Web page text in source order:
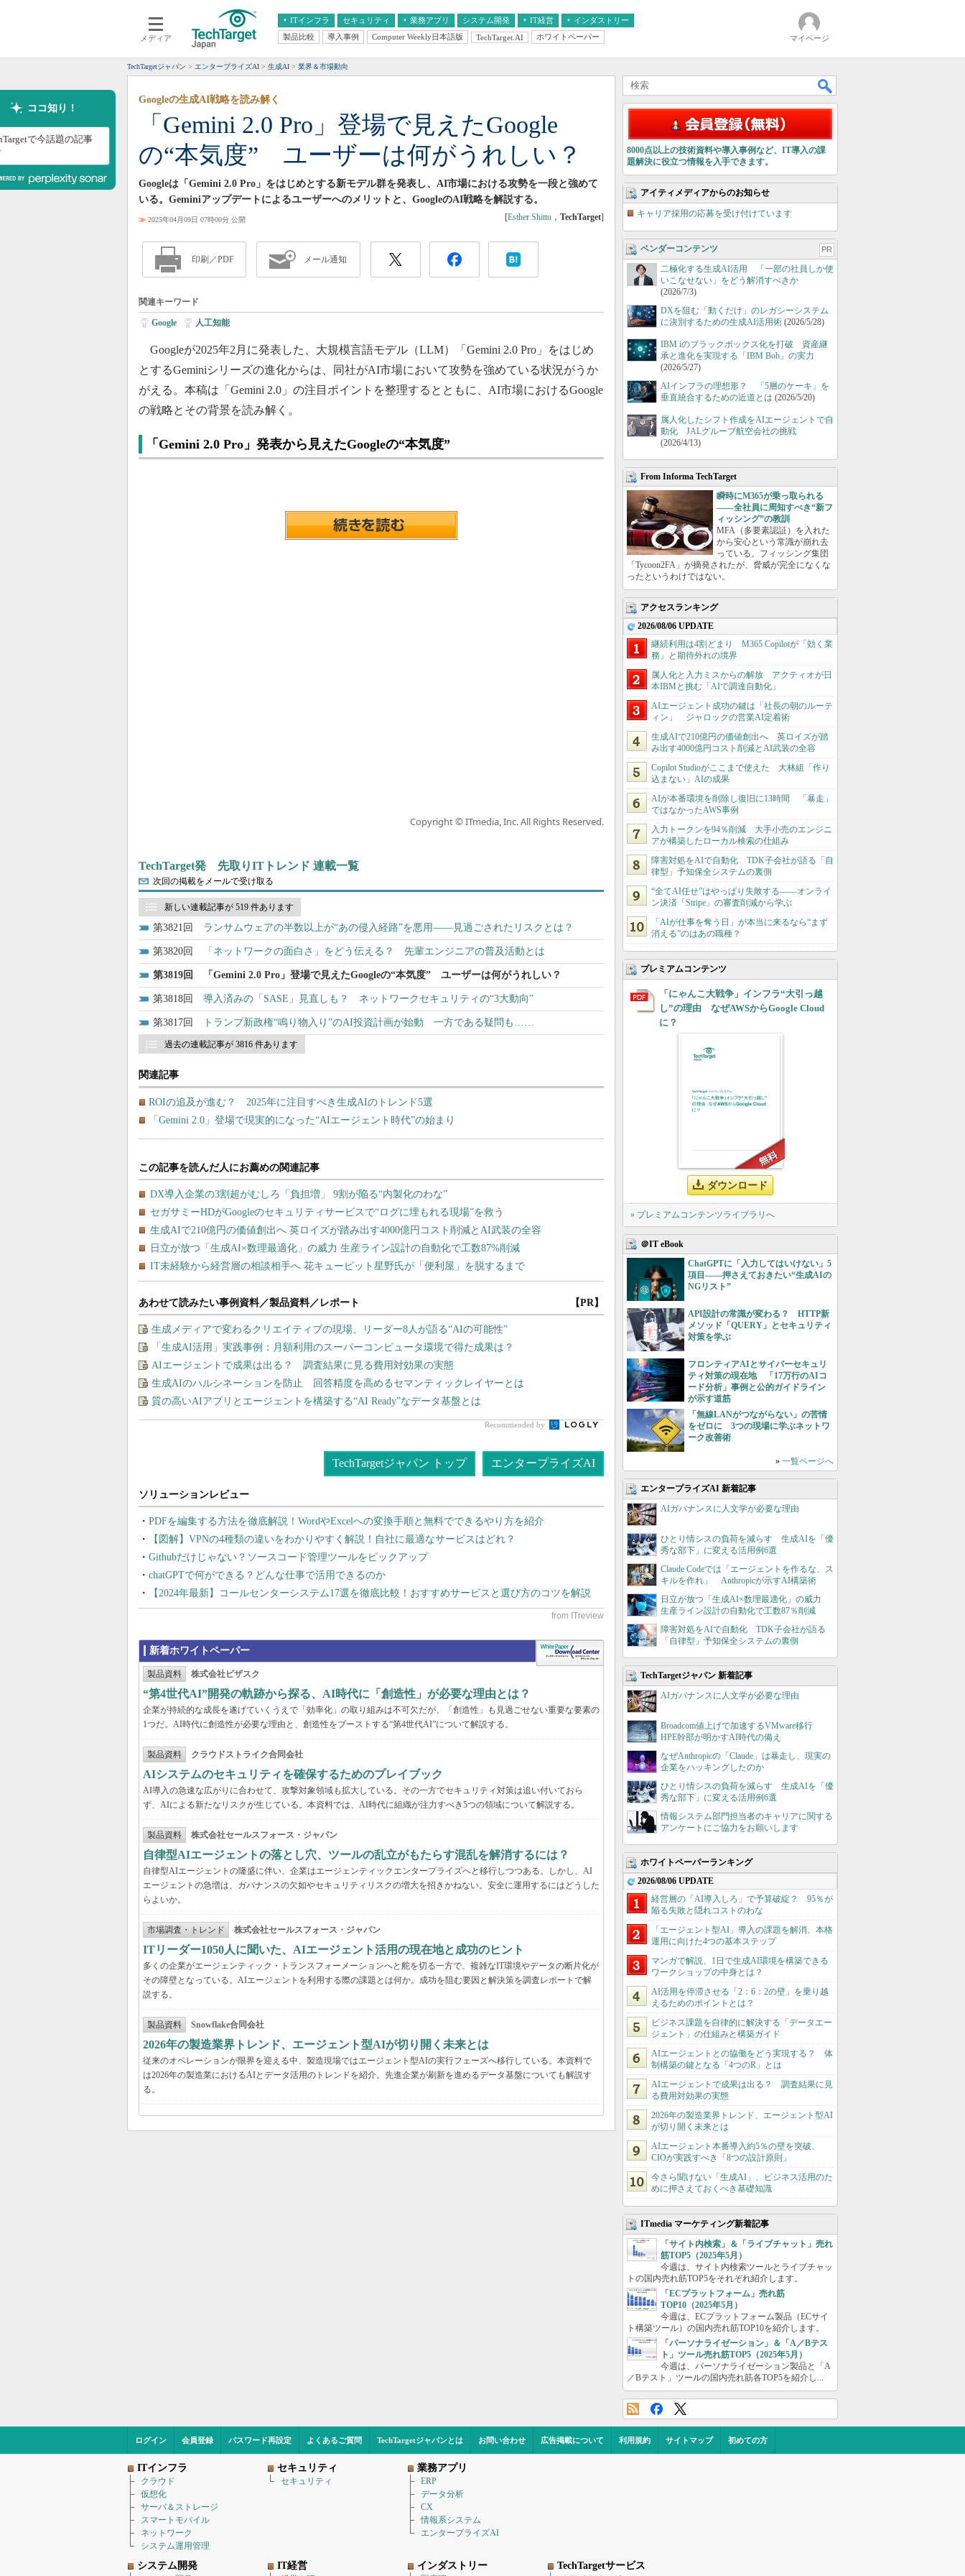
メディア
ITインフラ
クラウド
スマートモバイル
ネットワーク
システム運用管理
セキュリティ 業務アプリ
エンタープライズAI
ERP
CX
情報系システム
システム開発 IT経営
経営とIT
インダストリー
医療IT
製品比較 導入事例 Computer Weekly日本語版 TechTarget.AI ホワイトペーパー マイページ
TechTargetジャパン エンタープライズAI 生成AI 業界＆市場動向
ココ知り！
で今話題の記事
「Gemini 2.0 Pro」登場で見えたGoogle
の“本気度” ユーザーは何がうれしい？
Googleの生成AI戦略を読み解く
Googleは「Gemini 2.0 Pro」をはじめとする新モデル群を発表し、AI市場における攻勢を一段と強めて
いる。Geminiアップデートによるユーザーへのメリットと、GoogleのAI戦略を解説する。
≫ 2025年04月09日 07時00分 公開 [Esther Shittu ， TechTarget]
印刷／PDF メール通知
関連キーワード
Google 人工知能
Googleが2025年2月に発表した、大規模言語モデル（LLM）「Gemini 2.0 Pro」をはじめ
とするGeminiシリーズの進化からは、同社がAI市場において攻勢を強めている状況がうか
がえる。本稿は「Gemini 2.0」の注目ポイントを整理するとともに、AI市場におけるGoogle
の戦略とその背景を読み解く。
「Gemini 2.0 Pro」発表から見えたGoogleの“本気度”
Copyright © ITmedia, Inc. All Rights Reserved.
TechTarget発 先取りITトレンド 連載一覧
次回の掲載をメールで受け取る
新しい連載記事が 519 件あります
3821 ランサムウェアの半数以上が“あの侵入経路”を悪用――見過ごされたリスクとは？
3820 「ネットワークの面白さ」をどう伝える？ 先輩エンジニアの普及活動とは
3819 「Gemini 2.0 Pro」登場で見えたGoogleの“本気度” ユーザーは何がうれしい？
3818 導入済みの「SASE」見直しも？ ネットワークセキュリティの“3大動向”
3817 トランプ新政権“鳴り物入り”のAI投資計画が始動 一方である疑問も……
過去の連載記事が 3816 件あります
関連記事
ROIの追及が進む？ 2025年に注目すべき生成AIのトレンド5選
「Gemini 2.0」登場で現実的になった“AIエージェント時代”の始まり
あわせて読みたい事例資料／製品資料／レポート 【PR】
生成メディアで変わるクリエイティブの現場、リーダー8人が語る“AIの可能性”
「生成AI活用」実践事例：月額利用のスーパーコンピュータ環境で得た成果は？
AIエージェントで成果は出る？ 調査結果に見る費用対効果の実態
生成AIのハルシネーションを防止 回答精度を高めるセマンティックレイヤーとは
質の高いAIアプリとエージェントを構築する“AI Ready”なデータ基盤とは
Recommended by
TechTargetジャパン トップ エンタープライズAI
PDFを編集する方法を徹底解説！WordやExcelへの変換手順と無料でできるやり方を紹介
【図解】VPNの4種類の違いをわかりやすく解説！自社に最適なサービスはどれ？
Githubだけじゃない？ソースコード管理ツールをピックアップ
chatGPTで何ができる？どんな仕事で活用できるのか
【2024年最新】コールセンターシステム17選を徹底比較！おすすめサービスと選び方のコツを解説
新着ホワイトペーパー
製品資料 株式会社ビザスク
“第4世代AI”開発の軌跡から探る、AI時代に「創造性」が必要な理由とは？
企業が持続的な成長を遂げていくうえで「効率化」の取り組みは不可欠だが、「創造性」も見過ごせない重要な要素の
1つだ。AI時代に創造性が必要な理由と、創造性をブーストする“第4世代AI”について解説する。
製品資料 クラウドストライク合同会社
AIシステムのセキュリティを確保するためのプレイブック
AI導入の急速な広がりに合わせて、攻撃対象領域も拡大している。その一方でセキュリティ対策は追い付いておら
ず、AIによる新たなリスクが生じている。本資料では、AI時代に組織が注力すべき5つの領域について解説する。
製品資料 株式会社セールスフォース・ジャパン
自律型AIエージェントの落とし穴、ツールの乱立がもたらす混乱を解消するには？
自律型AIエージェントの隆盛に伴い、企業はエージェンティックエンタープライズへと移行しつつある。しかし、AI
エージェントの急増は、ガバナンスの欠如やセキュリティリスクの増大を招きかねない。安全に運用するにはどうした
らよいか。
市場調査・トレンド 株式会社セールスフォース・ジャパン
ITリーダー1050人に聞いた、AIエージェント活用の現在地と成功のヒント
多くの企業がエージェンティック・トランスフォーメーションへと舵を切る一方で、複雑なIT環境やデータの断片化が
その障壁となっている。AIエージェントを利用する際の課題とは何か。成功を阻む要因と解決策を調査レポートで解
説する。
製品資料 Snowflake合同会社
2026年の製造業界トレンド、エージェント型AIが切り開く未来とは
従来のオペレーションが限界を迎える中、製造現場ではエージェント型AIの実行フェーズへ移行している。本資料で
は2026年の製造業におけるAIとデータ活用のトレンドを紹介。先進企業が刷新を進めるデータ基盤についても解説す
る。
8000点以上の技術資料や導入事例など、IT導入の課
題解決に役立つ情報を入手できます。
アイティメディアからのお知らせ
キャリア採用の応募を受け付けています
ベンダーコンテンツ PR
二極化する生成AI活用 「一部の社員しか使
いこなせない」をどう解消すべきか
(2026/7/3)
DXを阻む「動くだけ」のレガシーシステム
に決別するための生成AI活用術 (2026/5/28)
IBM iのブラックボックス化を打破 資産継
承と進化を実現する「IBM Bob」の実力
(2026/5/27)
AIインフラの理想形？ 「5層のケーキ」を
垂直統合するための近道とは (2026/5/20)
属人化したシフト作成をAIエージェントで自
動化 JALグループ航空会社の挑戦
(2026/4/13)
From Informa TechTarget
瞬時にM365が乗っ取られる
――全社員に周知すべき“新フ
ィッシング”の教訓
MFA（多要素認証）を入れた
から安心という常識が崩れ去
っている。フィッシング集団
「Tycoon2FA」が摘発されたが、脅威が完全になくな
ったというわけではない。
アクセスランキング
2026/08/06 UPDATE
継続利用は4割どまり M365 Copilotが「効く業
務」と期待外れの境界
属人化と入力ミスからの解放 アクティオが日
本IBMと挑む「AIで調達自動化」
AIエージェント成功の鍵は「社長の朝のルーテ
ィン」 ジャロックの営業AI定着術
生成AIで210億円の価値創出へ 英ロイズが踏
み出す4000億円コスト削減とAI武装の全容
Copilot Studioがここまで使えた 大林組「作り
込まない」AIの成果
AIが本番環境を削除し復旧に13時間 「暴走」
ではなかったAWS事例
入力トークンを94％削減 大手小売のエンジニ
アが構築したローカル検索の仕組み
障害対処をAIで自動化 TDK子会社が語る「自
律型」予知保全システムの裏側
“全てAI任せ”はやっぱり失敗する――オンライ
ン決済「Stripe」の審査削減から学ぶ
「AIが仕事を奪う日」が本当に来るなら“まず
消える”のはあの職種？
プレミアムコンテンツ
「にゃんこ大戦争」インフラ“大引っ越
し”の理由 なぜAWSからGoogle Cloud
に？
ダウンロード
» プレミアムコンテンツライブラリへ
＠IT eBook
ChatGPTに「入力してはいけない」5
項目――押さえておきたい“生成AIの
NGリスト”
API設計の常識が変わる？ HTTP新
メソッド「QUERY」とセキュリティ
対策を学ぶ
フロンティアAIとサイバーセキュリ
ティ対策の現在地 「17万行のAIコ
ード分析」事例と公的ガイドライン
が示す道筋
「無線LANがつながらない」の苦情
をゼロに 3つの現場に学ぶネットワ
ーク改善術
» 一覧ページへ
エンタープライズAI 新着記事
AIガバナンスに人文学が必要な理由
ひとり情シスの負荷を減らす 生成AIを「優
秀な部下」に変える活用例6選
Claude Codeでは「エージェントを作るな、ス
キルを作れ」 Anthropicが示すAI構築術
日立が放つ「生成AI×数理最適化」の威力
生産ライン設計の自動化で工数87％削減
障害対処をAIで自動化 TDK子会社が語る
「自律型」予知保全システムの裏側
TechTargetジャパン 新着記事
AIガバナンスに人文学が必要な理由
Broadcom値上げで加速するVMware移行
HPE幹部が明かすAI時代の備え
なぜAnthropicの「Claude」は暴走し、現実の
企業をハッキングしたのか
ひとり情シスの負荷を減らす 生成AIを「優
秀な部下」に変える活用例6選
情報システム部門担当者のキャリアに関する
アンケートにご協力をお願いします
ホワイトペーパーランキング
2026/08/06 UPDATE
経営層の「AI導入しろ」で予算破綻？ 95％が
陥る失敗と隠れコストのわな
「エージェント型AI」導入の課題を解消、本格
運用に向けた4つの基本ステップ
マンガで解説、1日で生成AI環境を構築できる
ワークショップの中身とは？
AI活用を停滞させる「2：6：2の壁」を乗り越
えるためのポイントとは？
ビジネス課題を自律的に解決する「データエー
ジェント」の仕組みと構築ガイド
AIエージェントとの協働をどう実現する？ 体
制構築の鍵となる「4つのR」とは
AIエージェントで成果は出る？ 調査結果に見
る費用対効果の実態
2026年の製造業界トレンド、エージェント型AI
が切り開く未来とは
AIエージェント本番導入約5％の壁を突破、
CIOが実践すべき「8つの設計原則」
今さら聞けない「生成AI」、ビジネス活用のた
めに押さえておくべき基礎知識
ITmedia マーケティング新着記事
「サイト内検索」＆「ライブチャット」売れ
筋TOP5（2025年5月）
今週は、サイト内検索ツールとライブチャッ
トの国内売れ筋TOP5をそれぞれ紹介します。
「ECプラットフォーム」売れ筋
TOP10（2025年5月）
今週は、ECプラットフォーム製品（ECサイ
ト構築ツール）の国内売れ筋TOP10を紹介します。
「パーソナライゼーション」＆「A／Bテス
ト」ツール売れ筋TOP5（2025年5月）
今週は、パーソナライゼーション製品と「A
／Bテスト」ツールの国内売れ筋各TOP5を紹介し...
ログイン 会員登録 パスワード再設定 よくあるご質問 TechTargetジャパンとは お問い合わせ 広告掲載について 利用規約 サイトマップ 初めての方
ITインフラ
クラウド
仮想化
サーバ＆ストレージ
スマートモバイル
ネットワーク
システム運用管理
セキュリティ
セキュリティ
業務アプリ
ERP
データ分析
CX
情報系システム
エンタープライズAI
システム開発 IT経営 インダストリー TechTargetサービス